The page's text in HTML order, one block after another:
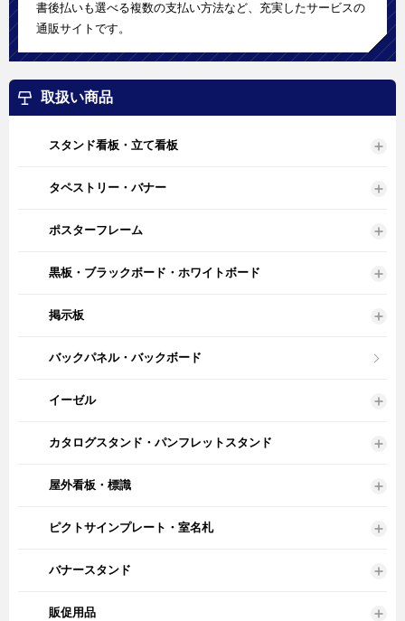
書後払いも選べる複数の支払い方法など、充実したサービスの
通販サイトです。
取扱い商品
スタンド看板・立て看板
タペストリー・バナー
ポスターフレーム
黒板・ブラックボード・ホワイトボード
掲示板
バックパネル・バックボード
イーゼル
カタログスタンド・パンフレットスタンド
屋外看板・標識
ピクトサインプレート・室名札
バナースタンド
販促用品